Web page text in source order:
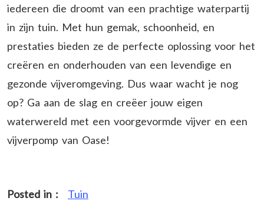
iedereen die droomt van een prachtige waterpartij
in zijn tuin. Met hun gemak, schoonheid, en
prestaties bieden ze de perfecte oplossing voor het
creëren en onderhouden van een levendige en
gezonde vijveromgeving. Dus waar wacht je nog
op? Ga aan de slag en creëer jouw eigen
waterwereld met een voorgevormde vijver en een
vijverpomp van Oase!
Posted in : Tuin